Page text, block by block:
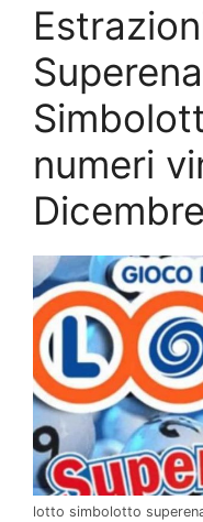
numeri
lotto simbolotto